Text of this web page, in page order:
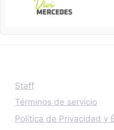
Staff
Términos de servicio
Política de Privacidad y